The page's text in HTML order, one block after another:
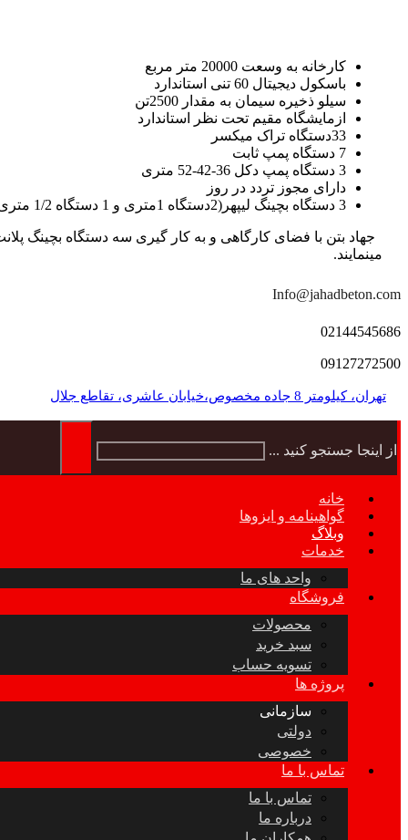
کارخانه به وسعت 20000 متر مربع
باسکول دیجیتال 60 تنی استاندارد
سیلو ذخیره سیمان به مقدار 2500تن
ازمایشگاه مقیم تحت نظر استاندارد
33دستگاه تراک میکسر
7 دستگاه پمپ ثابت
3 دستگاه پمپ دکل 36-42-52 متری
دارای مجوز تردد در روز
3 دستگاه بچینگ لیپهر(2دستگاه 1متری و 1 دستگاه 1/2 متری با توان تولید 150 متر مکعب در ساعت)
مینمایند.
Info@jahadbeton.com
02144545686
09127272500
تهران، کیلومتر 8 جاده مخصوص،خیابان عاشری، تقاطع جلال
از اینجا جستجو کنید ...
خانه
گواهینامه و ایزوها
وبلاگ
خدمات
واحد های ما
فروشگاه
محصولات
سبد خرید
تسویه حساب
پروژه ها
سازمانی
دولتی
خصوصی
تماس با ما
تماس با ما
درباره ما